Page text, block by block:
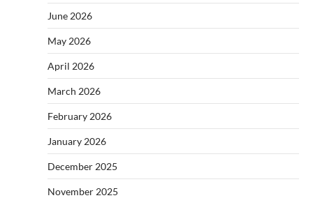
June 2026
May 2026
April 2026
March 2026
February 2026
January 2026
December 2025
November 2025